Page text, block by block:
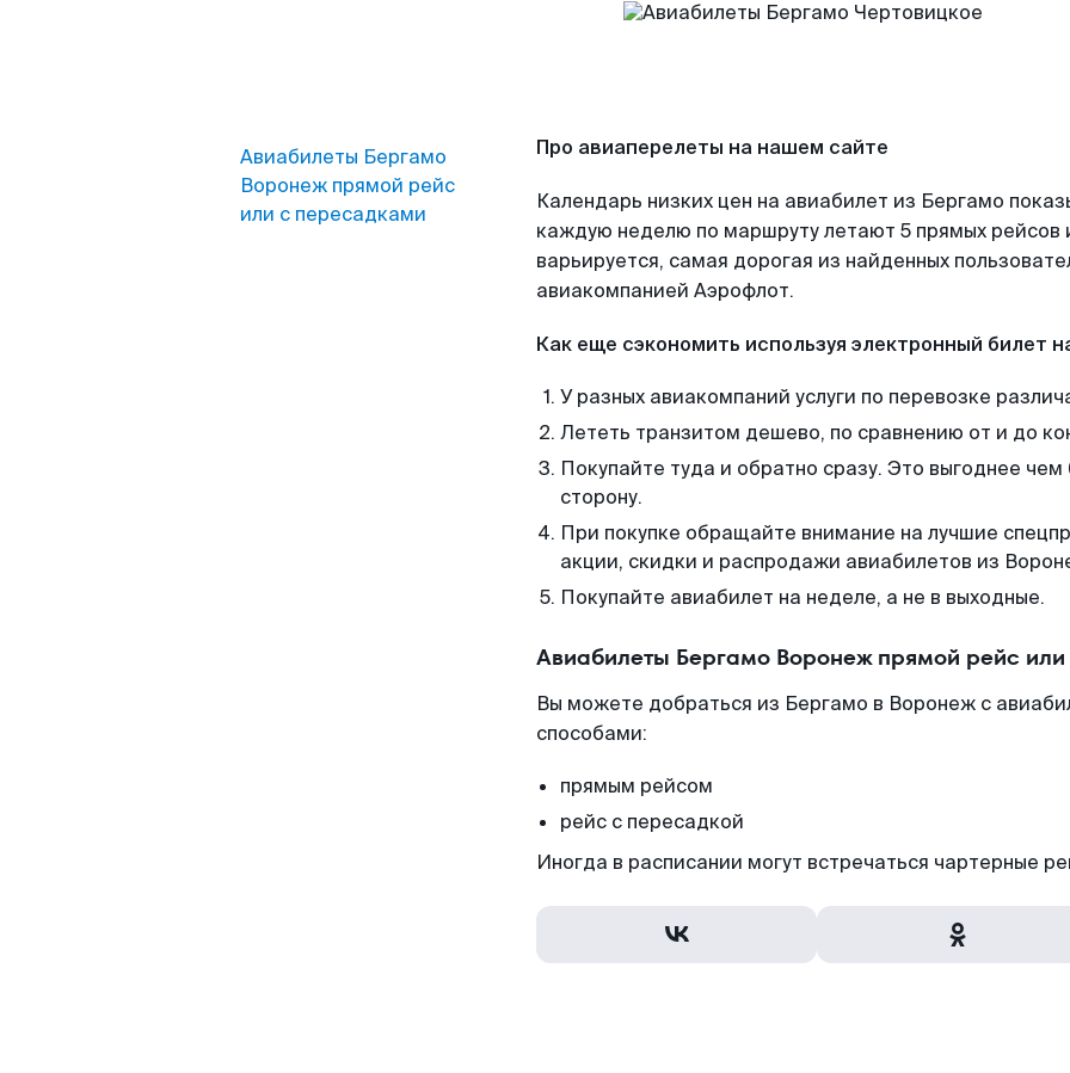
Авиабилеты Бергамо
Воронеж прямой рейс
или с пересадками
Про авиаперелеты на нашем сайте
Календарь низких цен на авиабилет из Бергамо
каждую неделю по маршруту летают 5 прямых рейсов
варьируется, самая дорогая из найденных
авиакомпанией Аэрофлот.
Как еще сэкономить используя электронный билет
У разных авиакомпаний услуги по перевозке
Лететь транзитом дешево, по сравнению от и до
Покупайте туда и обратно сразу. Это выгоднее
сторону.
При покупке обращайте внимание на лучшие
акции, скидки и распродажи авиабилетов из
Покупайте авиабилет на неделе, а не в выходные.
Авиабилеты Бергамо Воронеж прямой рейс
Вы можете добраться из Бергамо в Воронеж с
способами:
прямым рейсом
рейс с пересадкой
Иногда в расписании могут встречаться чартерные